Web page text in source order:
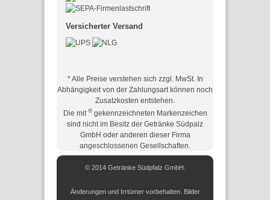
Versicherter Versand
* Alle Preise verstehen sich zzgl. MwSt. In
Abhängigkeit von der Zahlungsart können noch
Zusatzkosten entstehen.
Die mit®gekennzeichneten Markenzeichen
sind nicht im Besitz der Getränke Südpalz
GmbH oder anderen dieser Firma
angeschlossenen Gesellschaften.
© 2014 Getränke Südpfalz GmbH.
Änderungen und Irrtümer vorbehalten. Bilder